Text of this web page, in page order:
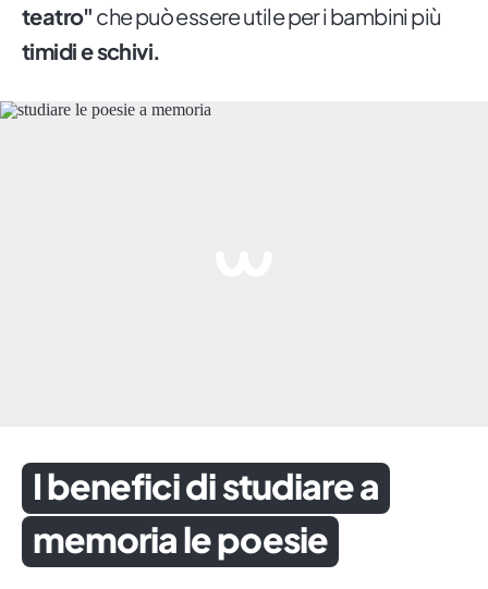
teatro" che può essere utile per i bambini più
timidi e schivi.
I benefici di studiare a
memoria le poesie